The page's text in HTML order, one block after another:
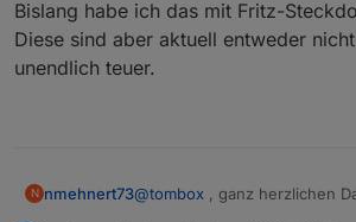
Bislang habe ich das mit Fritz-
Diese sind aber aktuell entweder
unendlich teuer.
N nmehnert73@tombox , ganz herzlichen